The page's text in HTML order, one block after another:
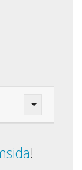
!